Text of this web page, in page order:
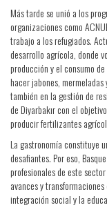
Más tarde se unió a los
organizaciones como
trabajo a los refugiados.
desarrollo agrícola, donde
producción y el consumo
hacer jabones,
también en la gestión de
de Diyarbakır con el
producir fertilizantes
La gastronomía constituye
desafiantes. Por eso,
profesionales de este
avances y
integración social y la